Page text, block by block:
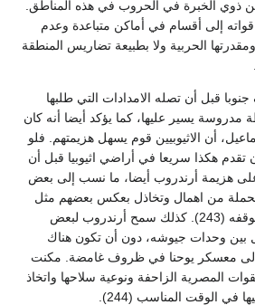
ذوي الخبرة في الحروب في هذه المناطق.
إلى أقسام في أماكن متباعدة وعدم
الحربية ولا بطبيعة تضاريس المنطقة
قبل أن تصله الامدادات التي طلبها
مدروسة يسير عليها، كما يؤكد أيضا أنه كان
أن الاثيوبيين قوم يسهل هزيمتهم. فلو
تقدم هكذا سريعا في أراضي اثيوبيا قبل أن
هزيمة أرندروب أيضا، ما نسب إلى بعض
من اهمال وتخاذل بعكس بعضهم مثل
الذي أشيد بموقفه (243). كذلك سمح أرندروب لبعض
بين وحدات جيوشه، دون أن تكون هناك
إلى معسكر يوحنا في ظروف غامضة. مكنت
المصرية الزاحفة ونوعية سلاحها واتخاذ
في الوقت المناسب (244).